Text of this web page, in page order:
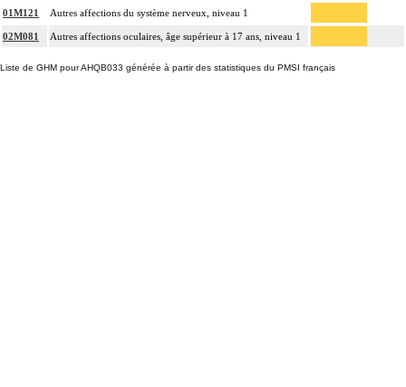
01M121 Autres affections du système nerveux, niveau 1
02M081 Autres affections oculaires, âge supérieur à 17 ans, niveau 1
Liste de GHM pour AHQB033 générée à partir des statistiques du PMSI français